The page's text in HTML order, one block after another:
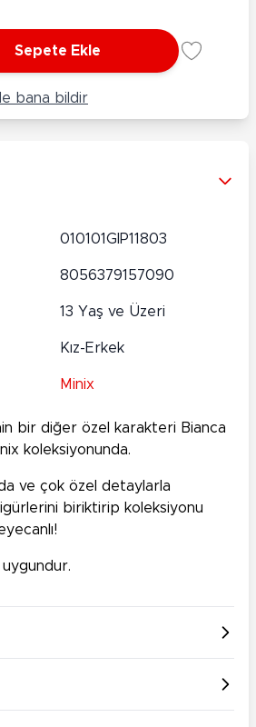
Sepete Ekle
bana bildir
010101GIP11803
8056379157090
13 Yaş ve Üzeri
Kız-Erkek
Minix
bir diğer özel karakteri Bianca
koleksiyonunda.
ve çok özel detaylarla
biriktirip koleksiyonu